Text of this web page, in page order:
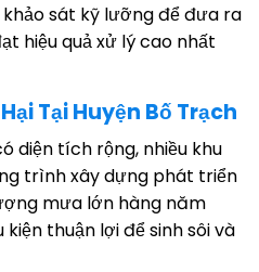
sát kỹ lưỡng để đưa ra
hiệu quả xử lý cao nhất
Tại Huyện Bố Trạch
diện tích rộng, nhiều khu
trình xây dựng phát triển
mưa lớn hàng năm
thuận lợi để sinh sôi và